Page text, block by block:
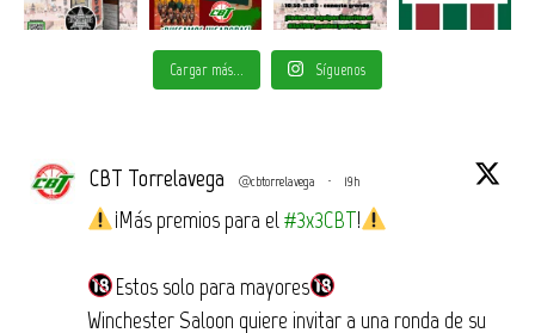
Cargar más... Síguenos
CBT Torrelavega @cbtorrelavega · 19h
¡Más premios para el #3x3CBT!
Estos solo para mayores
Winchester Saloon quiere invitar a una ronda de su